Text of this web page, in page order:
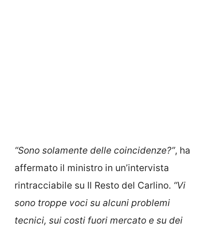
“Sono solamente delle coincidenze?”, ha
affermato il ministro in un’intervista
rintracciabile su Il Resto del Carlino. “Vi
sono troppe voci su alcuni problemi
tecnici, sui costi fuori mercato e su dei